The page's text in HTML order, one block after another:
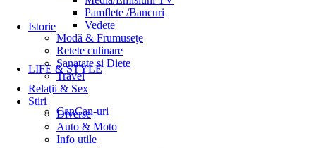
Istorie
LIFE & STYLE
CanCan-uri
Pamflete /Bancuri
Vedete
Modă & Frumuseţe
Retete culinare
Sanatate si Diete
Travel
Relaţii & Sex
Stiri
Diverse
Auto & Moto
Info utile